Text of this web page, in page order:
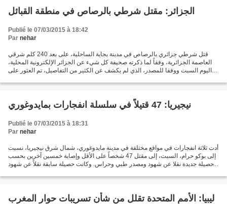
الجزائر: مقتل شرطي بالرصاص في منطقة القبائل
Publié le 07/03/2015 à 18:42
Par nehar
قتل شرطي جزائري بالرصاص في مدينة بجاية الساحلية، على بعد 240 كلم شرقي
العاصمة الجزائرية، وفقاً لما ذكرته صحيفة كل شيء عن الجزائر الإلكترونية المحلية،
اليوم السبت ووفقا للمصدر، الذي لم يكشف عن الكثير من التفاصيل، تم العثور على
نيجيريا: 47 قتيلاً في سلسلة انفجارات بمايدوغوري
Publié le 07/03/2015 à 18:31
Par nehar
أدت ثلاثة انفجارات في مواقع مختلفة في مدينة مايدوغوري، شمال شرق نيجيريا، نسبت
إلى بوكو حرام، السبت، إلى مقتل 47 شخصاً على الأقل وإصابة خمسين آخرين بحسب
حصيلة جديدة نقلا عن شهود ومصدر طبي وحراس. وكانت حصيلة سابقة نقلاً عن شهود
ليبيا: الأمم المتحدة تقلل من شأن تسريبات حوار المغرب